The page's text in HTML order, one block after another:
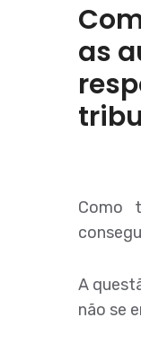
as
Como
A
não se